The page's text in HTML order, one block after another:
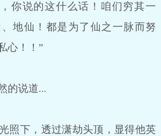
你说的这什么话！咱们穷其一
地仙！都是为了仙之一脉而努
心！！”
的说道...
照下，透过潇劫头顶，显得他英